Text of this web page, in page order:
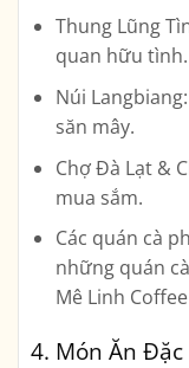
Thung Lũng
quan hữu tình.
Núi Langbiang:
săn mây.
Chợ Đà Lạt &
mua sắm.
Các quán cà
những quán
Mê Linh
4. Món Ăn